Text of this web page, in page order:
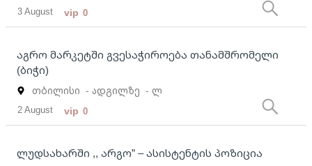
3 August vip 0
აგრო მარკეტში გვესაჭიროება თანამშრომელი
(ბიჭი)
თბილისი - ადგილზე - ლ
2 August vip 0
ლუდსახარში ,, არგო” – ასისტენტის პოზიცია